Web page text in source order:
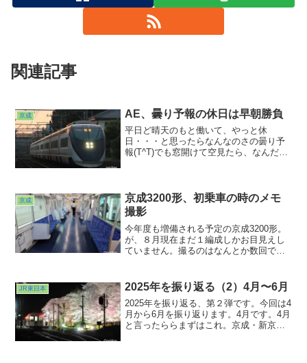
関連記事
京成 AE、曇り予報の休日は早朝勝負
平日ど晴天のもと働いて、やっと休
日・・・と思ったらなんなのさの曇り予
報(T^T)でも窓開けて空見たら、なんだか
てたら明るくなってきて青空が・・・
ま、いいや(T^T)
京成
京成3200形、初乗車の時のメモ
撮影
今年度も増備される予定の京成3200形。
が、８月現在まだ１編成しかお目見えし
ていません。撮るのはなんとか数回でき
けたこの日、ふと運用を調べてみたらち
ょうど日暮里で乗り換えるとうまく乗り
継ぎができそう。
JR東日本 2025年を振り返る（2）4月〜6月
2025年を振り返る、第２弾です。今回は4
月から6月を振り返ります。4月です。4月
と言ったららまずはこれ。京成・新京成